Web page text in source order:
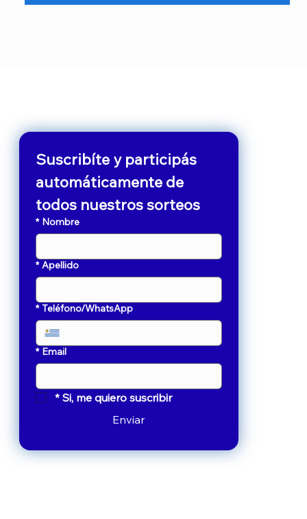
Suscribíte y participás
automáticamente de
todos nuestros sorteos
* Nombre
* Apellido
* Teléfono/WhatsApp
* Email
* Si, me quiero suscribir
Enviar